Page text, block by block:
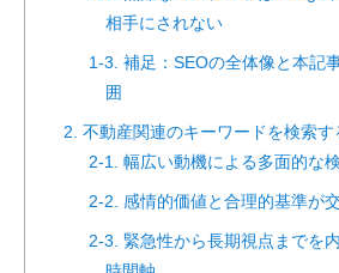
相手にされない
1-3. 補足：SEOの全体像と本記
囲
2. 不動産関連のキーワードを検索
2-1. 幅広い動機による多面的な
2-2. 感情的価値と合理的基準が
2-3. 緊急性から長期視点までを